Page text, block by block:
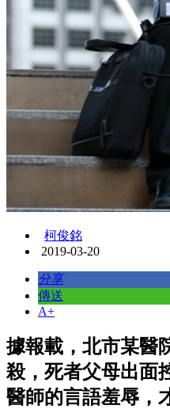
柯俊銘
2019-03-20
分享
傳送
A+
據報載，北市某醫
殺，死者父母出面
醫師的言語羞辱，